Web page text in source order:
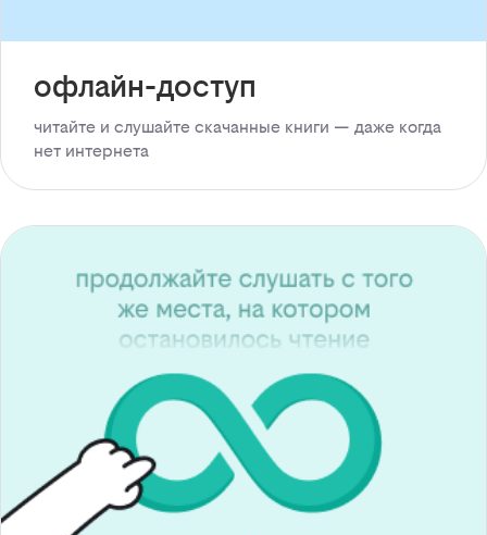
офлайн-доступ
читайте и слушайте скачанные книги — даже когда
нет интернета